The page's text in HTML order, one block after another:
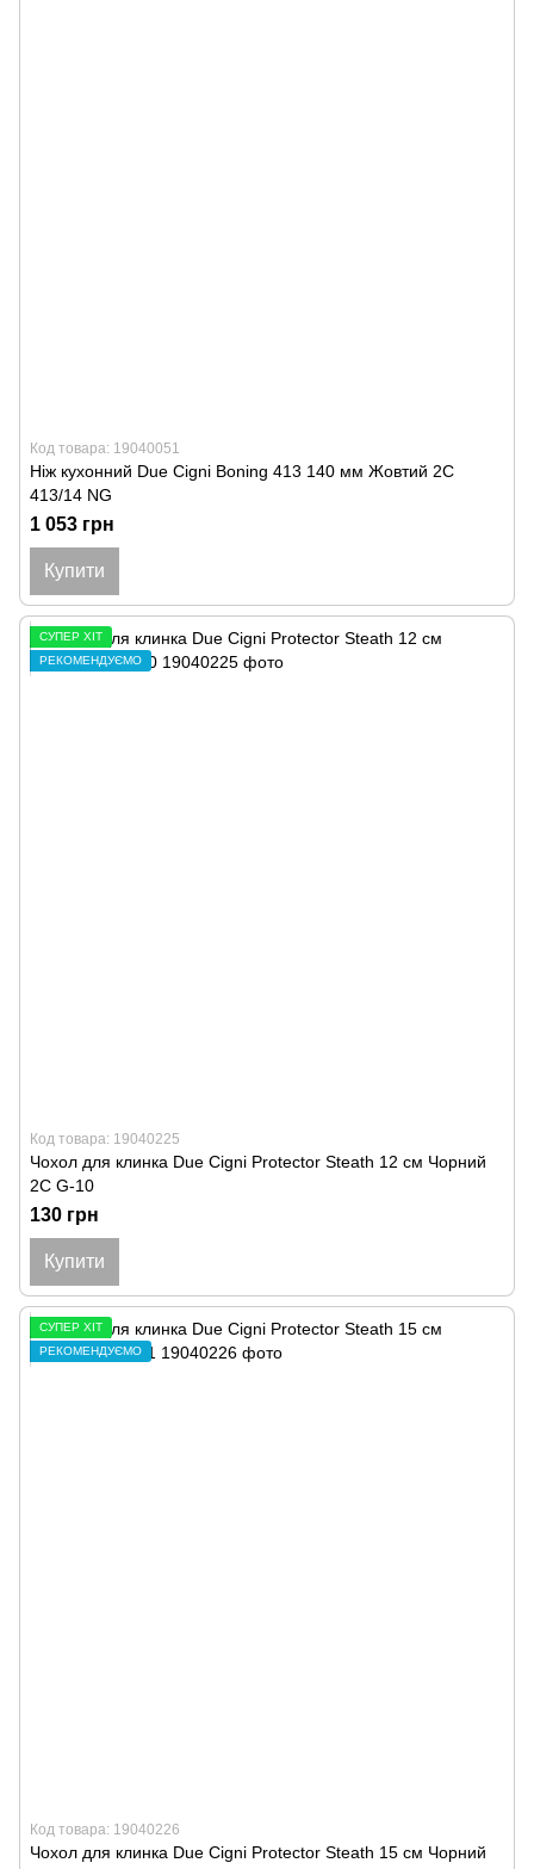
Код товара: 19040051
Ніж кухонний Due Cigni Boning 413 140 мм Жовтий 2C
413/14 NG
1 053 грн
Купити
СУПЕР ХІТ
РЕКОМЕНДУЄМО
Код товара: 19040225
Чохол для клинка Due Cigni Protector Steath 12 см Чорний
2C G-10
130 грн
Купити
СУПЕР ХІТ
РЕКОМЕНДУЄМО
Код товара: 19040226
Чохол для клинка Due Cigni Protector Steath 15 см Чорний